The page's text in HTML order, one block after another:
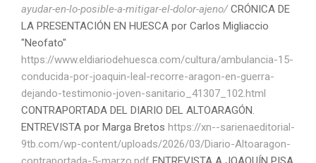
ayudar-en-lo-posible-a-mitigar-el-dolor-ajeno/CRÓNICA DE
LA PRESENTACIÓN EN HUESCA por Carlos Migliaccio
"Neofato"
https://www.eldiariodehuesca.com/cultura/ambulancia-15-
conducida-por-joaquin-leal-recorre-aragon-en-guerra-
dejando-testimonio-joven-sanitario_41307_102.html
CONTRAPORTADA DEL DIARIO DEL ALTOARAGÓN.
ENTREVISTA por Marga Bretos https://xn--sarienaeditorial-
9tb.com/wp-content/uploads/2026/03/Diario-Altoaragon-